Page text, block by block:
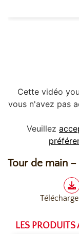
Cette vidéo
vous n'avez pas
Veuillez
Tour de main
LES PRODUITS